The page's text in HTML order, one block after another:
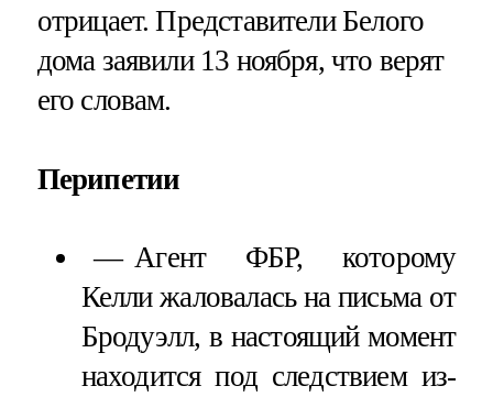
отрицает. Представители Белого
дома заявили 13 ноября, что верят
его словам.
Перипетии
Агент ФБР, которому
Келли жаловалась на письма от
Бродуэлл, в настоящий момент
находится под следствием из-